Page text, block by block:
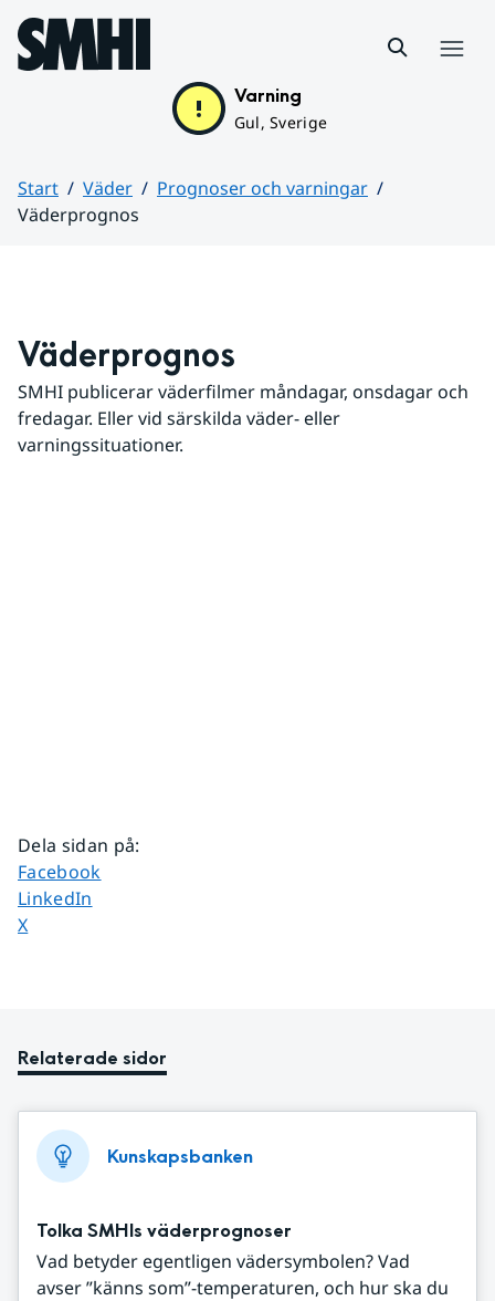
Hoppa till sidans innehåll
Varning
Gul, Sverige
Start Väder
Prognoser och varningar
Väderprognos
Väderprognos
SMHI publicerar väderfilmer måndagar, onsdagar och
fredagar. Eller vid särskilda väder- eller
varningssituationer.
Dela sidan på:
Dela sidan på
Facebook
Dela sidan på
LinkedIn
Dela sidan på
X
Relaterade sidor
Kunskapsbanken
Tolka SMHIs väderprognoser
Vad betyder egentligen vädersymbolen? Vad
avser ”känns som”-temperaturen, och hur ska du